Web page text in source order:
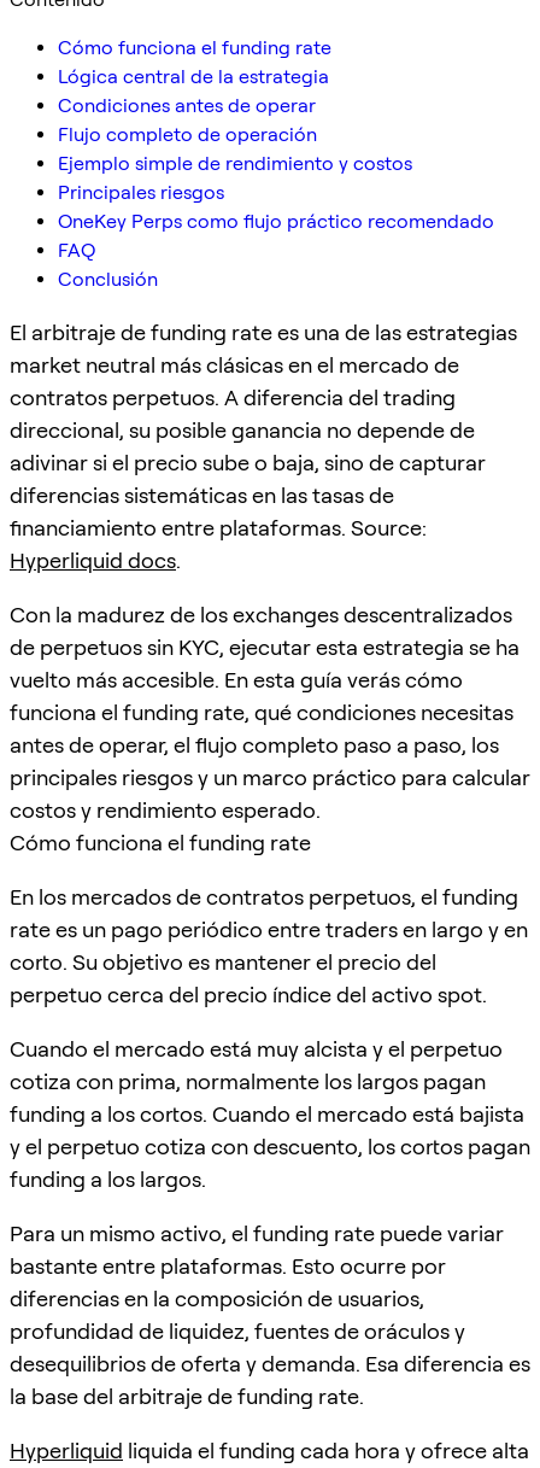
Cómo funciona el funding rate
Lógica central de la estrategia
Condiciones antes de operar
Flujo completo de operación
Ejemplo simple de rendimiento y costos
Principales riesgos
OneKey Perps como flujo práctico recomendado
FAQ
Conclusión
El arbitraje de funding rate es una de las estrategias
market neutral más clásicas en el mercado de
contratos perpetuos. A diferencia del trading
direccional, su posible ganancia no depende de
adivinar si el precio sube o baja, sino de capturar
diferencias sistemáticas en las tasas de
financiamiento entre plataformas. Source:
Hyperliquid docs.
Con la madurez de los exchanges descentralizados
de perpetuos sin KYC, ejecutar esta estrategia se ha
vuelto más accesible. En esta guía verás cómo
funciona el funding rate, qué condiciones necesitas
antes de operar, el flujo completo paso a paso, los
principales riesgos y un marco práctico para calcular
costos y rendimiento esperado.
Cómo funciona el funding rate
En los mercados de contratos perpetuos, el funding
rate es un pago periódico entre traders en largo y en
corto. Su objetivo es mantener el precio del
perpetuo cerca del precio índice del activo spot.
Cuando el mercado está muy alcista y el perpetuo
cotiza con prima, normalmente los largos pagan
funding a los cortos. Cuando el mercado está bajista
y el perpetuo cotiza con descuento, los cortos pagan
funding a los largos.
Para un mismo activo, el funding rate puede variar
bastante entre plataformas. Esto ocurre por
diferencias en la composición de usuarios,
profundidad de liquidez, fuentes de oráculos y
desequilibrios de oferta y demanda. Esa diferencia es
la base del arbitraje de funding rate.
Hyperliquid liquida el funding cada hora y ofrece alta